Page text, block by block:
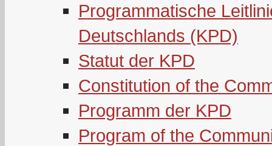
Programmatische
Deutschlands (KPD)
Statut der KPD
Constitution of the
Programm der KPD
Program of the